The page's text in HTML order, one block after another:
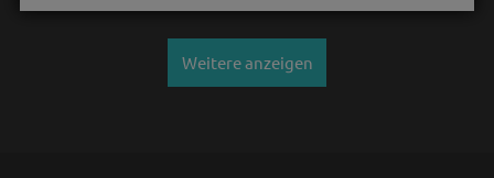
Weitere anzeigen